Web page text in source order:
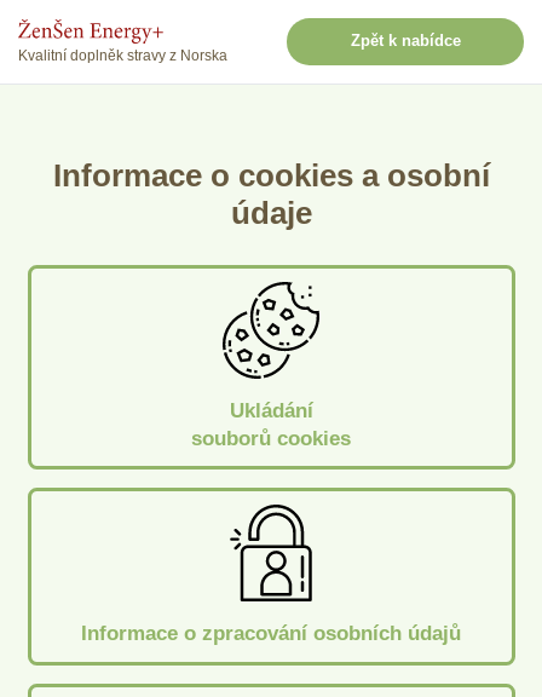
Kvalitní doplněk stravy z Norska
Zpět k nabídce
Informace o cookies a osobní
údaje
Ukládání
souborů cookies
Informace o zpracování osobních údajů